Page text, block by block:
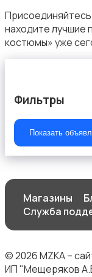
Платья и юбки
Свитеры и
Спортивная
находите лучшие
костюмы» уже
Фильтры
Показать
Магазины
Служба
© 2026 MZKA –
ИП "Мещеряков